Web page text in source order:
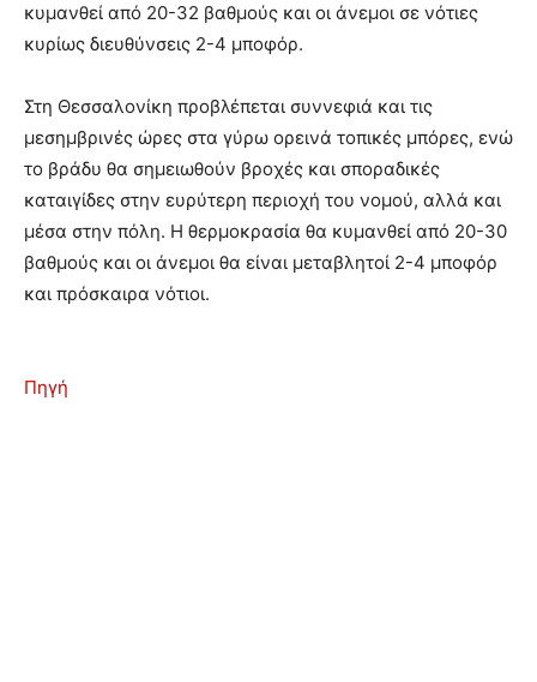
κυμανθεί από 20-32 βαθμούς και οι άνεμοι σε νότιες
κυρίως διευθύνσεις 2-4 μποφόρ.
Στη Θεσσαλονίκη προβλέπεται συννεφιά και τις
μεσημβρινές ώρες στα γύρω ορεινά τοπικές μπόρες, ενώ
το βράδυ θα σημειωθούν βροχές και σποραδικές
καταιγίδες στην ευρύτερη περιοχή του νομού, αλλά και
μέσα στην πόλη. Η θερμοκρασία θα κυμανθεί από 20-30
βαθμούς και οι άνεμοι θα είναι μεταβλητοί 2-4 μποφόρ
και πρόσκαιρα νότιοι.
Πηγή